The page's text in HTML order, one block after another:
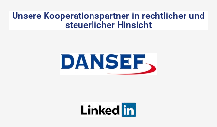
Unsere Kooperationspartner in rechtlicher und
steuerlicher Hinsicht